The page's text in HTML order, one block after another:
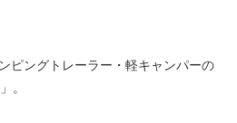
ピングトレーラー・軽キャンパーの
。